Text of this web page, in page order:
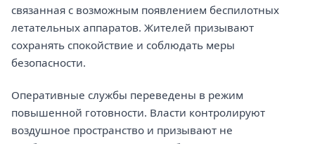
связанная с возможным появлением беспилотных
летательных аппаратов. Жителей призывают
сохранять спокойствие и соблюдать меры
безопасности.
Оперативные службы переведены в режим
повышенной готовности. Власти контролируют
воздушное пространство и призывают не